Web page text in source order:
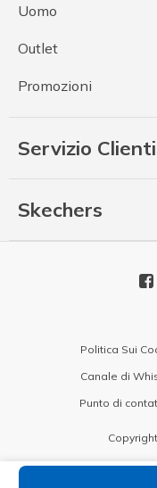
Uomo
Outlet
Promozioni
Servizio Clienti
Skechers
Politica Sui
Canale di
Punto di